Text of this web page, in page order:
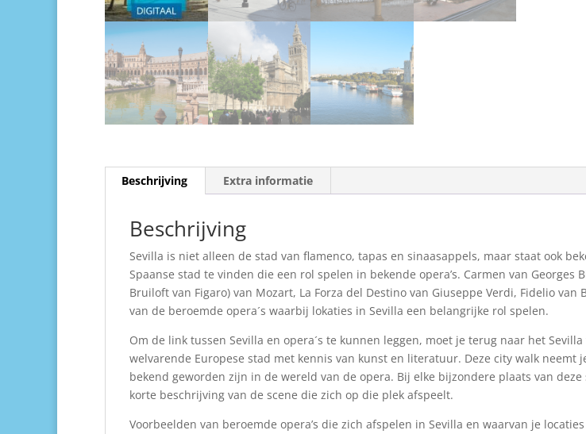
Beschrijving Extra informatie
Beschrijving
Sevilla is niet alleen de stad van flamenco, tapas en sinaasappels, maar staat ook
Spaanse stad te vinden die een rol spelen in bekende opera’s. Carmen van Georges
Bruiloft van Figaro) van Mozart, La Forza del Destino van Giuseppe Verdi, Fidelio
van de beroemde opera´s waarbij lokaties in Sevilla een belangrijke rol spelen.
Om de link tussen Sevilla en opera´s te kunnen leggen, moet je terug naar het
welvarende Europese stad met kennis van kunst en literatuur. Deze city walk neemt
bekend geworden zijn in de wereld van de opera. Bij elke bijzondere plaats van
korte beschrijving van de scene die zich op die plek afspeelt.
Voorbeelden van beroemde opera’s die zich afspelen in Sevilla en waarvan je